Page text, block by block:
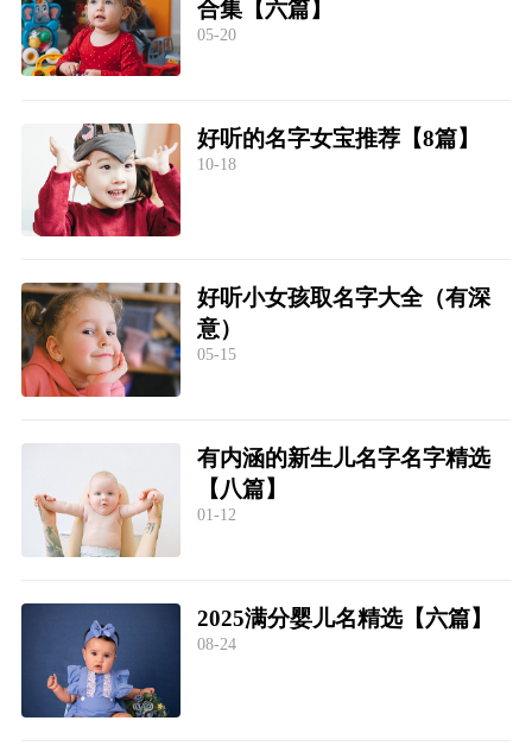
合集【六篇】
05-20
好听的名字女宝推荐【8篇】
10-18
好听小女孩取名字大全（有深
意）
05-15
有内涵的新生儿名字名字精选
【八篇】
01-12
2025满分婴儿名精选【六篇】
08-24